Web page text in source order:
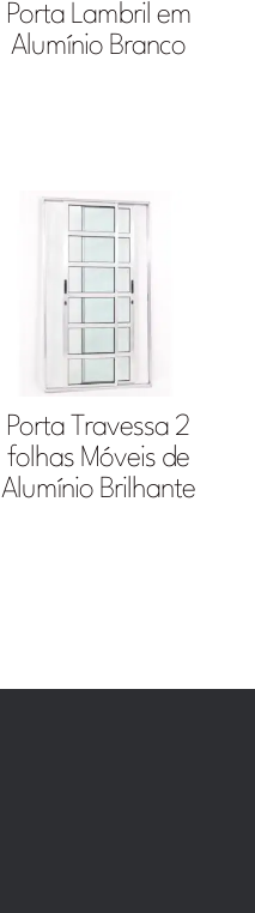
Porta Lambril em
Alumínio Branco
Porta Travessa 2
folhas Móveis de
Alumínio Brilhante